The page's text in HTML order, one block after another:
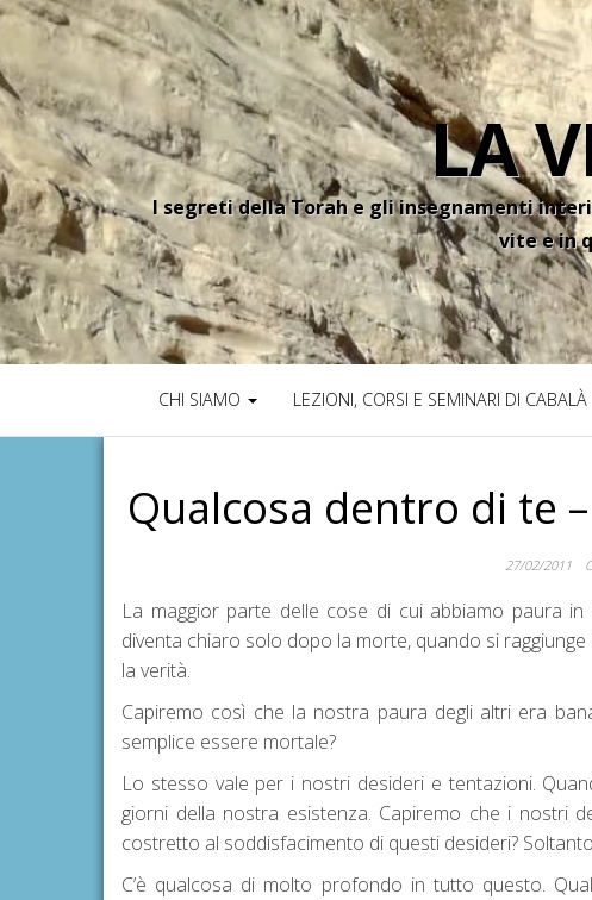
LA
I segreti della Torah e gli insegnamenti
vite e in
CHI SIAMO LEZIONI, CORSI E SEMINARI DI CABALÀ
Qualcosa dentro di te
27/02/2011
La maggior parte delle cose di cui abbiamo paura
diventa chiaro solo dopo la morte, quando si
la verità.
Capiremo così che la nostra paura degli altri era
semplice essere mortale?
Lo stesso vale per i nostri desideri e tentazioni.
giorni della nostra esistenza. Capiremo che i nostri
costretto al soddisfacimento di questi desideri?
C’è qualcosa di molto profondo in tutto questo.